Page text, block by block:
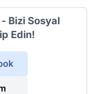
Bizi Sosyal
Edin!